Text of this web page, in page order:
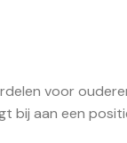
voor
bij aan een